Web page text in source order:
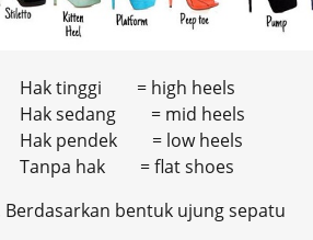
Hak tinggi = high heels
Hak sedang = mid heels
Hak pendek = low heels
Tanpa hak = flat shoes
Berdasarkan bentuk ujung sepatu